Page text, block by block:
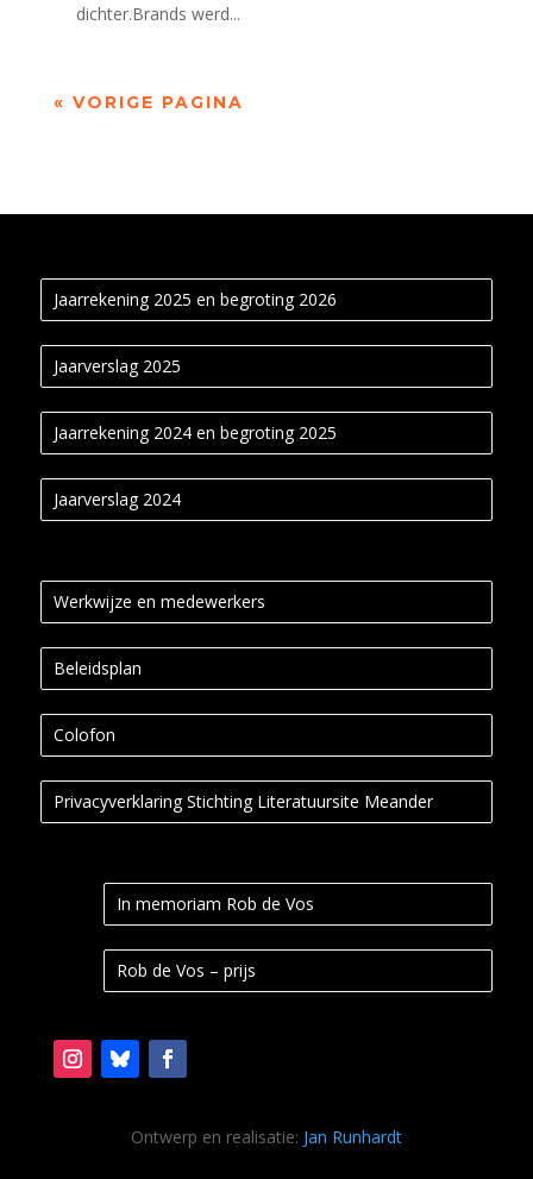
dichter.Brands werd...
« VORIGE PAGINA
Jaarrekening 2025 en begroting 2026
Jaarverslag 2025
Jaarrekening 2024 en begroting 2025
Jaarverslag 2024
Werkwijze en medewerkers
Beleidsplan
Colofon
Privacyverklaring Stichting Literatuursite Meander
In memoriam Rob de Vos
Rob de Vos – prijs
Ontwerp en realisatie: Jan Runhardt